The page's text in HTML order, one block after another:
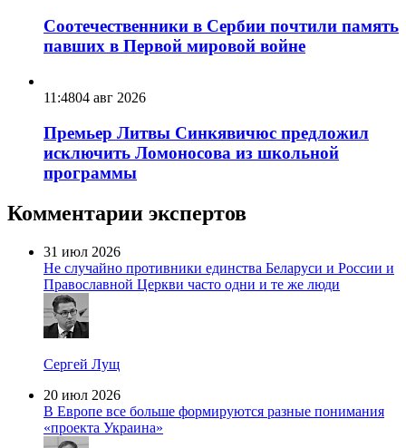
Соотечественники в Сербии почтили память
павших в Первой мировой войне
11:4804 авг 2026
Премьер Литвы Синкявичюс предложил
исключить Ломоносова из школьной
программы
Комментарии экспертов
31 июл 2026
Не случайно противники единства Беларуси и России и
Православной Церкви часто одни и те же люди
Сергей Лущ
20 июл 2026
В Европе все больше формируются разные понимания
«проекта Украина»